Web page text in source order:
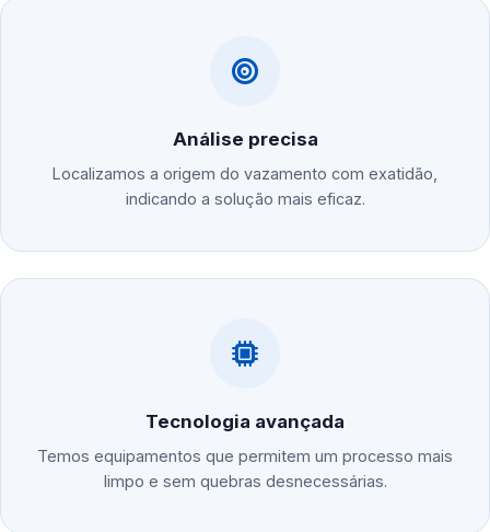
Análise precisa
Localizamos a origem do vazamento com exatidão,
indicando a solução mais eficaz.
Tecnologia avançada
Temos equipamentos que permitem um processo mais
limpo e sem quebras desnecessárias.